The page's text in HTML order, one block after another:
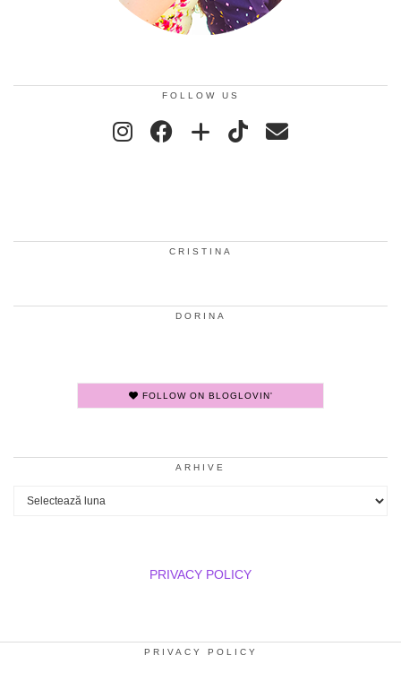
FOLLOW US
CRISTINA
DORINA
FOLLOW ON BLOGLOVIN'
ARHIVE
Arhive
PRIVACY POLICY
PRIVACY POLICY